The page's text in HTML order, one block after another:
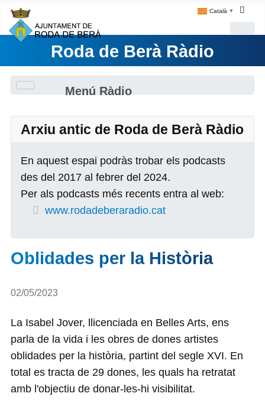
Català ▼
Roda de Berà Ràdio
Menú Ràdio
Arxiu antic de Roda de Berà Ràdio
En aquest espai podràs trobar els podcasts
des del 2017 al febrer del 2024.
Per als podcasts més recents entra al web:
www.rodadeberaradio.cat
Oblidades per la Història
Detalls
02/05/2023
La Isabel Jover, llicenciada en Belles Arts, ens
parla de la vida i les obres de dones artistes
oblidades per la història, partint del segle XVI. En
total es tracta de 29 dones, les quals ha retratat
amb l'objectiu de donar-les-hi visibilitat.